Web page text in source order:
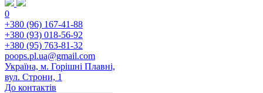
0
+380 (96) 167-41-88
+380 (93) 018-56-92
+380 (95) 763-81-32
poops.pl.ua@gmail.com
Україна, м. Горішні Плавні,
вул. Строни, 1
До контактів